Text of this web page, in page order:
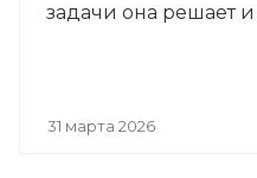
задачи она решает
31 марта 2026